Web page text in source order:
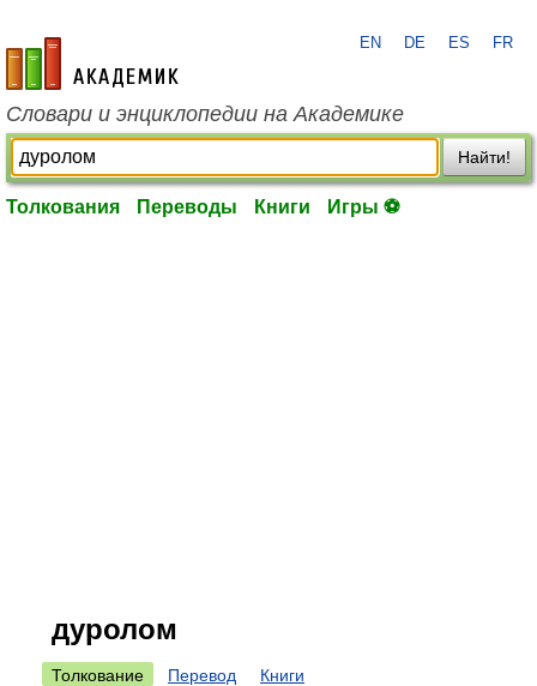
academic.ru
EN DE ES FR
Словари и энциклопедии на Академике
Найти!
Толкования Переводы Книги Игры ⚽
дуролом
Толкование Перевод Книги